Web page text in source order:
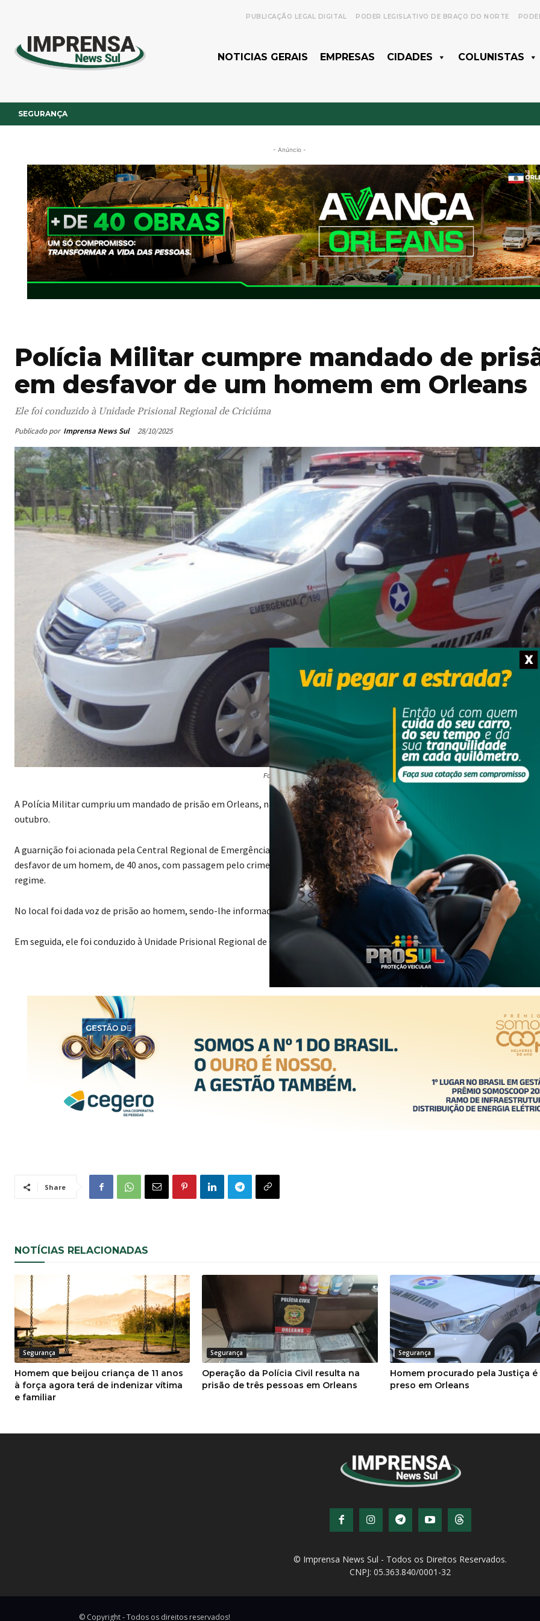
PUBLICAÇÃO LEGAL DIGITAL PODER LEGISLATIVO DE BRAÇO DO NORTE
NOTICIAS GERAIS EMPRESAS CIDADES COLUNISTAS
SEGURANÇA
- Anúncio -
Polícia Militar cumpre mandado de
em desfavor de um homem em Orleans
Ele foi conduzido à Unidade Prisional Regional de Criciúma
Publicado por Imprensa News Sul 28/10/2025
Foto: Divulgação
A Polícia Militar cumpriu um mandado de prisão em Orleans, na Rua Rui Barbosa, por volta das 14h35 desta segunda-feira, dia 27
outubro.
A guarnição foi acionada pela Central Regional de Emergência (COPOM), para prestar apoio no cumprimento de ordem judicial
desfavor de um homem, de 40 anos, com passagem pelo crime de furto, o qual possuía mandado de prisão ativo por regressão de
regime.
No local foi dada voz de prisão ao homem, sendo-lhe informado e garantidos seus direitos constitucionais.
Em seguida, ele foi conduzido à Unidade Prisional Regional de Criciúma, para o cumprimento da ordem judicial.
Share
NOTÍCIAS RELACIONADAS
Segurança
Homem que beijou criança de 11 anos
à força agora terá de indenizar vítima
e familiar
Segurança
Operação da Polícia Civil resulta na
prisão de três pessoas em Orleans
Segurança
Homem procurado pela Justiça é
preso em Orleans
© Imprensa News Sul - Todos os Direitos Reservados.
CNPJ: 05.363.840/0001-32
© Copyright - Todos os direitos reservados!
X